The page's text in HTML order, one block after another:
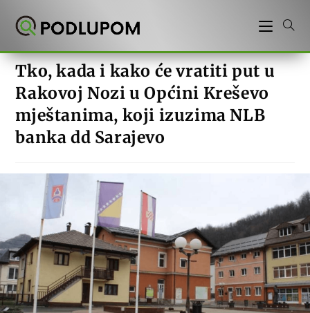
Tko, kada i kako će vratiti put u
Rakovoj Nozi u Općini Kreševo
mještanima, koji izuzima NLB
banka dd Sarajevo